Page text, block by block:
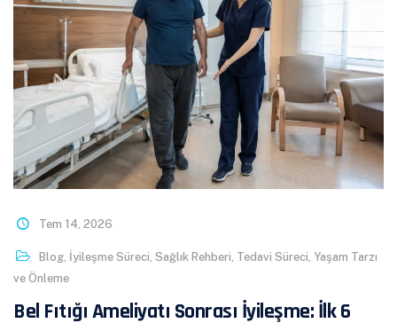
Tem 14, 2026
Blog İyileşme Süreci Sağlık Rehberi Tedavi Süreci Yaşam Tarzı
ve Önleme
Bel Fıtığı Ameliyatı Sonrası İyileşme: İlk 6